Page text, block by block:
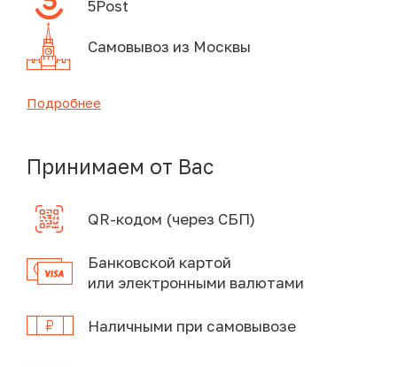
5Post
Самовывоз из Москвы
Подробнее
Принимаем от Вас
QR-кодом (через СБП)
Банковской картой
или электронными валютами
Наличными при самовывозе